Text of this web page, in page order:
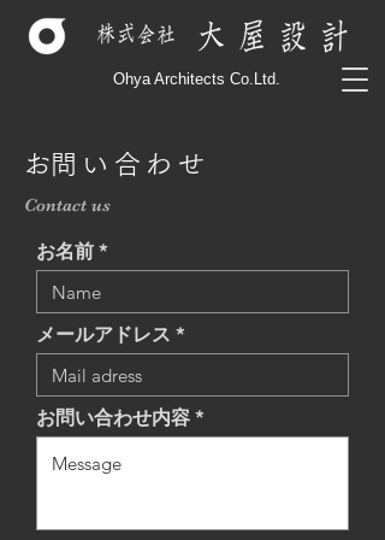
Ohya Architects Co.Ltd.
​お問い合わせ
Contact us
お名前
メールアドレス
お問い合わせ内容